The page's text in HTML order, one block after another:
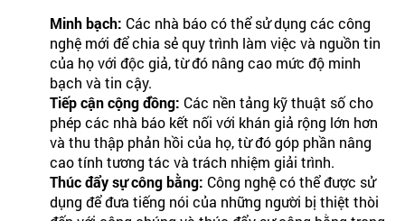
Minh bạch: Các nhà báo có thể sử dụng các công
nghệ mới để chia sẻ quy trình làm việc và nguồn tin
của họ với độc giả, từ đó nâng cao mức độ minh
bạch và tin cậy.
Tiếp cận cộng đồng: Các nền tảng kỹ thuật số cho
phép các nhà báo kết nối với khán giả rộng lớn hơn
và thu thập phản hồi của họ, từ đó góp phần nâng
cao tính tương tác và trách nhiệm giải trình.
Thúc đẩy sự công bằng: Công nghệ có thể được sử
dụng để đưa tiếng nói của những người bị thiệt thòi